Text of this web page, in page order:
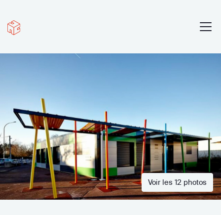
Voir les 12 photos